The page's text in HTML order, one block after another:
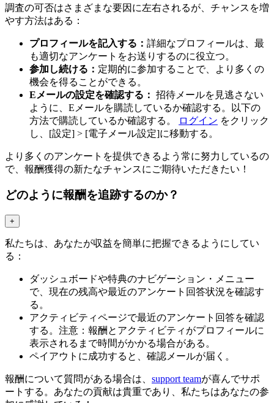
調査の可否はさまざまな要因に左右されるが、チャンスを増
やす方法はある：
プロフィールを記入する： 詳細なプロフィールは、最
も適切なアンケートをお送りするのに役立つ。
参加し続ける： 定期的に参加することで、より多くの
機会を得ることができる。
Eメールの設定を確認する： 招待メールを見逃さない
ように、Eメールを購読しているか確認する。以下の
方法で購読しているか確認する。
ログイン をクリック
し、[設定] > [電子メール設定]に移動する。
より多くのアンケートを提供できるよう常に努力しているの
で、報酬獲得の新たなチャンスにご期待いただきたい！
どのように報酬を追跡するのか？
+
私たちは、あなたが収益を簡単に把握できるようにしてい
る：
ダッシュボードや特典のナビゲーション・メニュー
で、現在の残高や最近のアンケート回答状況を確認す
る。
アクティビティページで最近のアンケート回答を確認
する。注意：報酬とアクティビティがプロフィールに
表示されるまで時間がかかる場合がある。
ペイアウトに成功すると、確認メールが届く。
報酬について質問がある場合は、 support teamが喜んでサポ
ートする。あなたの貢献は貴重であり、私たちはあなたの参